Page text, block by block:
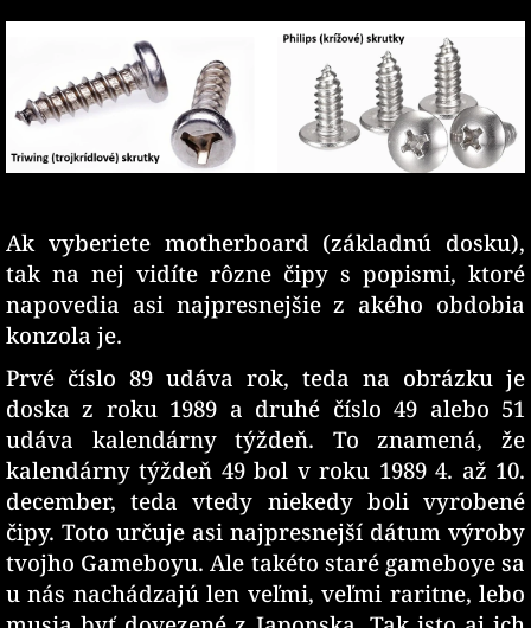
Ak vyberiete motherboard (základnú dosku),
tak na nej vidíte rôzne čipy s popismi, ktoré
napovedia asi najpresnejšie z akého obdobia
konzola je.
Prvé číslo 89 udáva rok, teda na obrázku je
doska z roku 1989 a druhé číslo 49 alebo 51
udáva kalendárny týždeň. To znamená, že
kalendárny týždeň 49 bol v roku 1989 4. až 10.
december, teda vtedy niekedy boli vyrobené
čipy. Toto určuje asi najpresnejší dátum výroby
tvojho Gameboyu. Ale takéto staré gameboye sa
u nás nachádzajú len veľmi, veľmi raritne, lebo